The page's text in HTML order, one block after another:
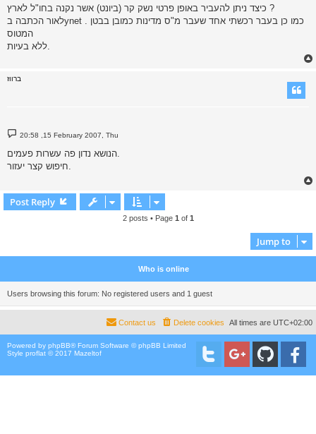
t
כיצד ניתן להעביר באופן פרטי נשק קר (ביונט) אשר נקנה בחו"ל לארץ ?
לאור הכתבה בynet . כמו כן בעבר רכשתי אחד שעבר מ"ס מדינות כמובן בבטן
המטוס
ללא בעיות.
ברווז
P
o
t
20:58 ,15 February 2007, Thu
Post Reply
2 posts • Page 1 of 1
Jump to
Who is online
Users browsing this forum: No registered users and 1 guest
All times are UTC+02:00
Delete cookies
Contact us
Powered by phpBB® Forum Software © phpBB Limited
Style proflat © 2017 Mazeltof